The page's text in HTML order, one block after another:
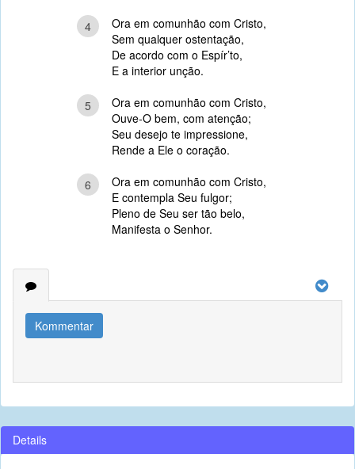
4
Ora em comunhão com Cristo,
Sem qualquer ostentação,
De acordo com o Espír’to,
E a interior unção.
5
Ora em comunhão com Cristo,
Ouve-O bem, com atenção;
Seu desejo te impressione,
Rende a Ele o coração.
6
Ora em comunhão com Cristo,
E contempla Seu fulgor;
Pleno de Seu ser tão belo,
Manifesta o Senhor.
Kommentar
Details